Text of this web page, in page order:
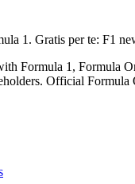
1. Gratis per te: F1
Formula 1, Formula
Official